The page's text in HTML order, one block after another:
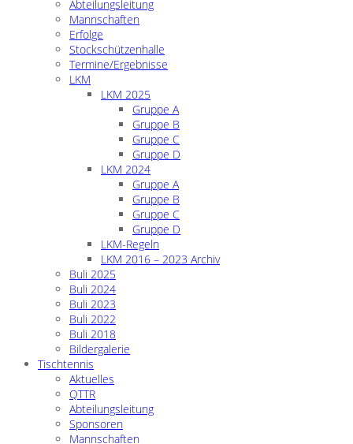
Abteilungsleitung
Mannschaften
Erfolge
Stockschützenhalle
Termine/Ergebnisse
LKM
LKM 2025
Gruppe A
Gruppe B
Gruppe C
Gruppe D
LKM 2024
Gruppe A
Gruppe B
Gruppe C
Gruppe D
LKM-Regeln
LKM 2016 – 2023 Archiv
Buli 2025
Buli 2024
Buli 2023
Buli 2022
Buli 2018
Bildergalerie
Tischtennis
Aktuelles
QTTR
Abteilungsleitung
Sponsoren
Mannschaften